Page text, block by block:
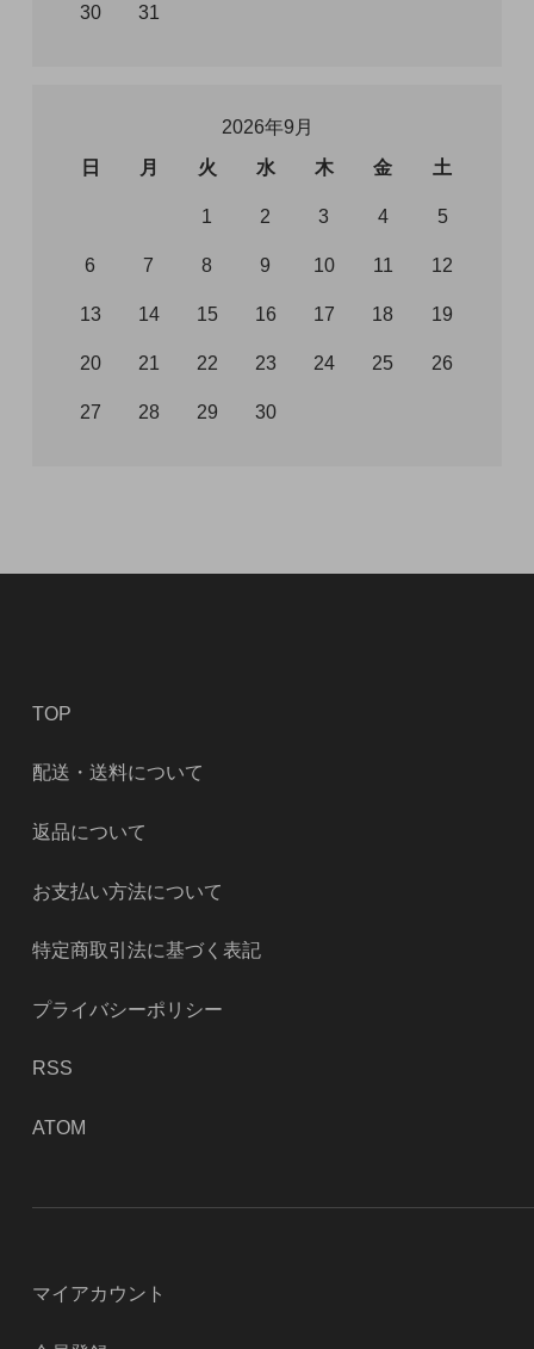
30 31
2026年9月
日
月 火 水 木 金 土
1 2 3 4 5
6 7 8 9 10 11 12
13 14 15 16 17 18 19
20 21 22 23 24 25 26
27 28 29 30
TOP
配送・送料について
返品について
お支払い方法について
特定商取引法に基づく表記
プライバシーポリシー
RSS
ATOM
マイアカウント